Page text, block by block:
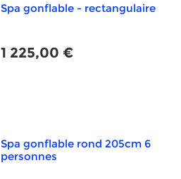
Spa gonflable - rectangulaire
1 225,00 €
Spa gonflable rond 205cm 6
personnes